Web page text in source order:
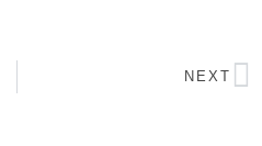
NEXT